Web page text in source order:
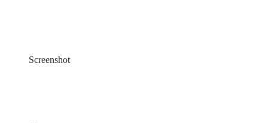
Screenshot